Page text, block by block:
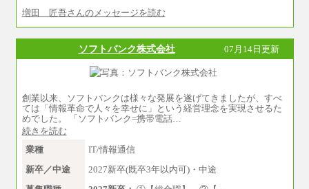
増田 匠吾さんのメッセージを読む
ソフトバンク株式会社 07月14日更新
創業以来、ソフトバンクは様々な発展を遂げてきましたが、すべ
ては「情報革命で人々を幸せに」という経営理念を実現させるた
めでした。 「ソフトバンク=携帯電話…
続きを読む
業種
IT/情報通信
新卒／中途
2027新卒(既卒3年以内可)・中途